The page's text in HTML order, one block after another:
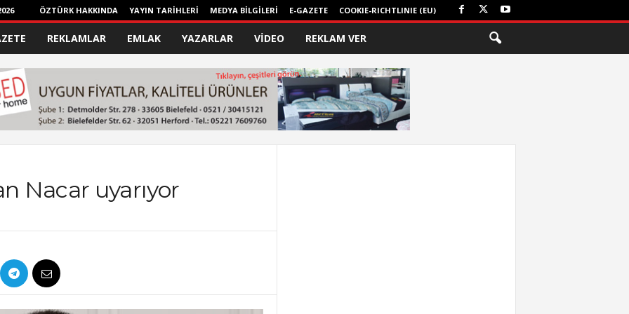
ÖZTÜRK HAKKINDA YAYIN TARİHLERİ MEDYA BİLGİLERİ E-GAZETE COOKIE-RICHTLINIE (EU)
REKLAMLAR EMLAK YAZARLAR VİDEO REKLAM VER
Nacar uyarıyor